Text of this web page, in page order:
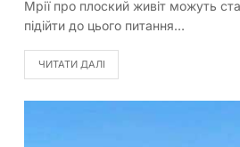
Мрії про плоский живіт можуть
підійти до цього питання…
ЧИТАТИ ДАЛІ